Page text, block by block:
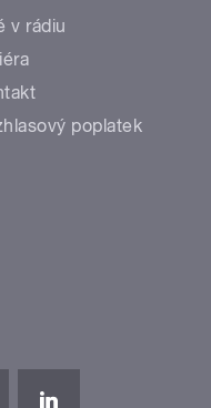
v rádiu
poplatek